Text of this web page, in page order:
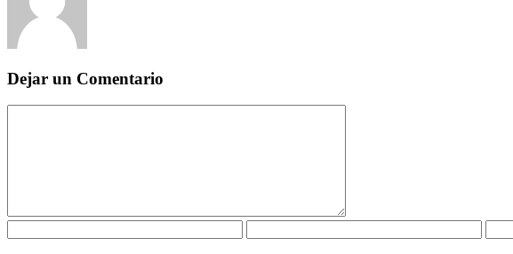
Dejar un Comentario